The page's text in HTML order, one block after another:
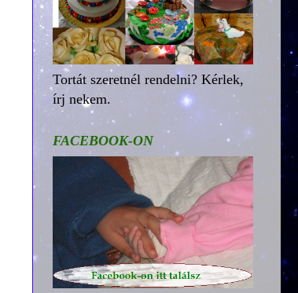
Tortát szeretnél rendelni? Kérlek,
írj nekem.
FACEBOOK-ON